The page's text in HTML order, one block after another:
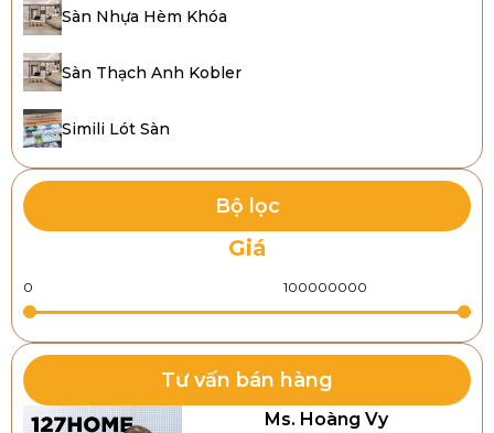
Sàn Nhựa Hèm Khóa
Sàn Thạch Anh Kobler
Simili Lót Sàn
Bộ lọc
Giá
Tư vấn bán hàng
Ms. Hoàng Vy
pháp lót sàn giá rẻ, dễ thi công và có tính thẩm mỹ
cao, được ứng dụng phổ biến trong nhà ở, văn
phòng, cửa hàng, kho xưởng, trường học, v.v.